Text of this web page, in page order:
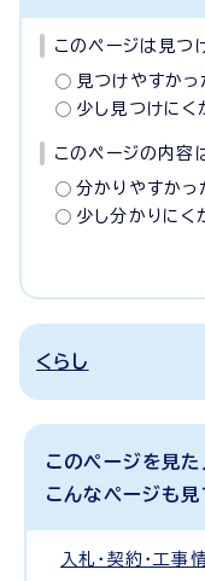
このページは見つ
見つけやすかっ
少し見つけにく
このページの内容
分かりやすかっ
少し分かりにく
くらし
このページを見た
こんなページも
入札・契約・工事